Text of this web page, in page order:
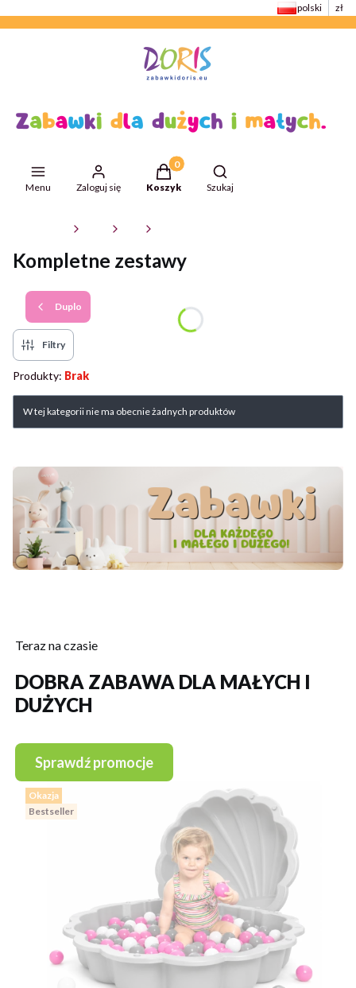
polski zł
Menu Zaloguj się
Produkty w koszyku: 0. Zobacz
Koszyk
Otwórz wyszukiwarkę
Szukaj
Kompletne zestawy
Duplo
Filtry
Produkty: Brak
Lista produktów
W tej kategorii nie ma obecnie żadnych produktów
Teraz na czasie
DOBRA ZABAWA DLA MAŁYCH I
DUŻYCH
Sprawdź promocje
Okazja
Bestseller